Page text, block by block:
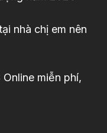
nhà chị em nên
miễn phí,